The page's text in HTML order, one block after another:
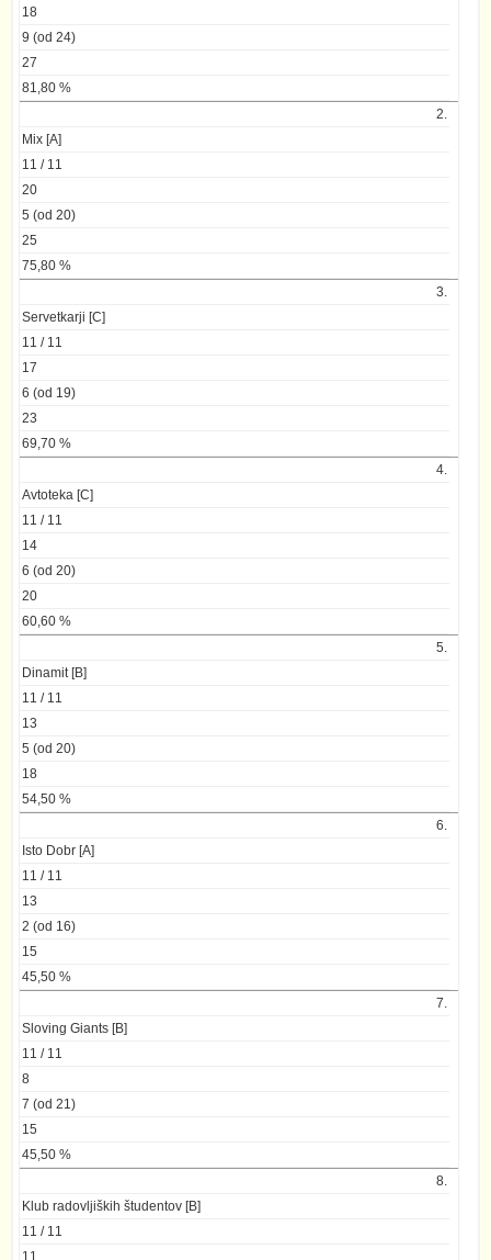
18
9 (od 24)
27
81,80 %
2.
Mix [A]
11 / 11
20
5 (od 20)
25
75,80 %
3.
Servetkarji [C]
11 / 11
17
6 (od 19)
23
69,70 %
4.
Avtoteka [C]
11 / 11
14
6 (od 20)
20
60,60 %
5.
Dinamit [B]
11 / 11
13
5 (od 20)
18
54,50 %
6.
Isto Dobr [A]
11 / 11
13
2 (od 16)
15
45,50 %
7.
Sloving Giants [B]
11 / 11
8
7 (od 21)
15
45,50 %
8.
Klub radovljiških študentov [B]
11 / 11
11